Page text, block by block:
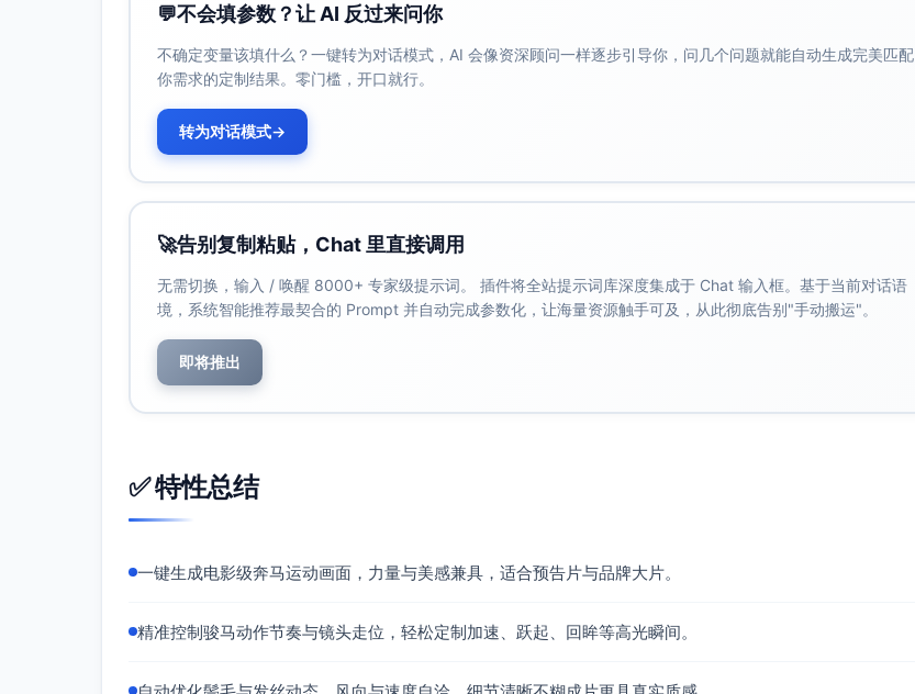
💬不会填参数？让 AI 反过来问你
不确定变量该填什么？一键转为对话模式，AI 会像资深顾问一样逐步引导你，问几个问题就能自动生成完美匹配
你需求的定制结果。零门槛，开口就行。
转为对话模式→
🚀告别复制粘贴，Chat 里直接调用
无需切换，输入 / 唤醒 8000+ 专家级提示词。 插件将全站提示词库深度集成于 Chat 输入框。基于当前对话语
境，系统智能推荐最契合的 Prompt 并自动完成参数化，让海量资源触手可及，从此彻底告别"手动搬运"。
即将推出
✅ 特性总结
一键生成电影级奔马运动画面，力量与美感兼具，适合预告片与品牌大片。
精准控制骏马动作节奏与镜头走位，轻松定制加速、跃起、回眸等高光瞬间。